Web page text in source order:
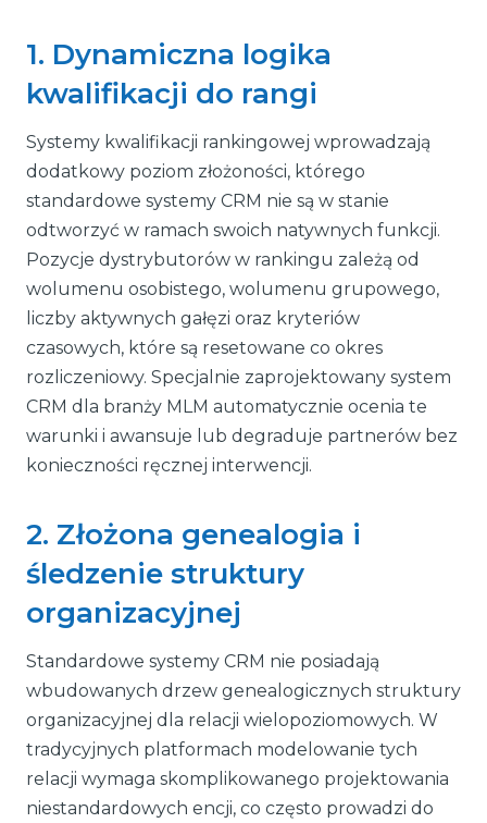
1. Dynamiczna logika
kwalifikacji do rangi
Systemy kwalifikacji rankingowej wprowadzają
dodatkowy poziom złożoności, którego
standardowe systemy CRM nie są w stanie
odtworzyć w ramach swoich natywnych funkcji.
Pozycje dystrybutorów w rankingu zależą od
wolumenu osobistego, wolumenu grupowego,
liczby aktywnych gałęzi oraz kryteriów
czasowych, które są resetowane co okres
rozliczeniowy. Specjalnie zaprojektowany system
CRM dla branży MLM automatycznie ocenia te
warunki i awansuje lub degraduje partnerów bez
konieczności ręcznej interwencji.
2. Złożona genealogia i
śledzenie struktury
organizacyjnej
Standardowe systemy CRM nie posiadają
wbudowanych drzew genealogicznych struktury
organizacyjnej dla relacji wielopoziomowych. W
tradycyjnych platformach modelowanie tych
relacji wymaga skomplikowanego projektowania
niestandardowych encji, co często prowadzi do